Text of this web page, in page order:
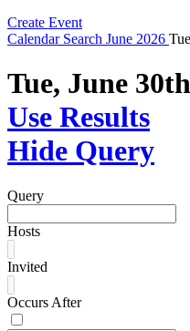
Create Event
Calendar Search June 2026
Tue, June 30th
Use Results
Hide Query
Query
Hosts
Invited
Occurs After